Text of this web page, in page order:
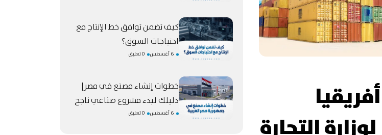
كيف تضمن توافق خط الإنتاج مع
احتياجات السوق؟
6 أغسطس 0 تعليق
خطوات إنشاء مصنع في مصر|
دليلك لبدء مشروع صناعي ناجح
6 أغسطس 0 تعليق